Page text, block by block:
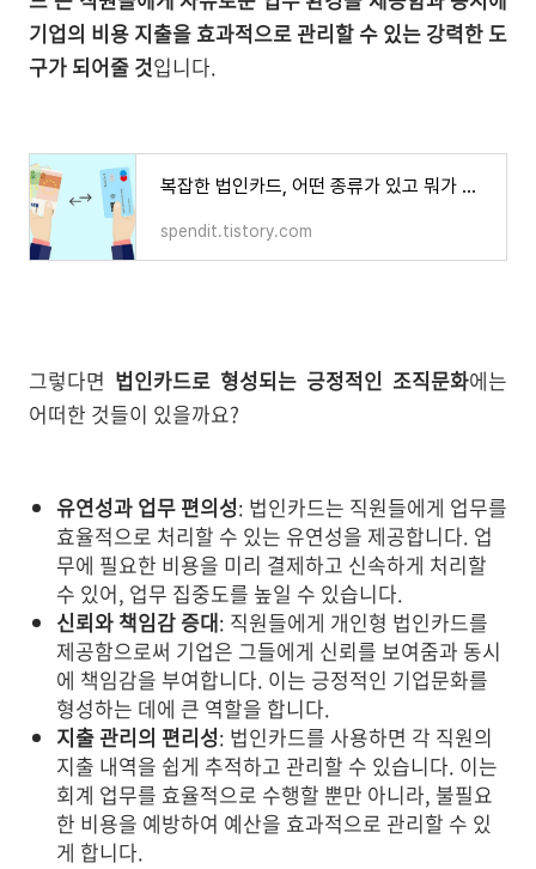
기업의 비용 지출을 효과적으로 관리할 수 있는 강력한 도
구가 되어줄 것입니다.
복잡한 법인카드, 어떤 종류가 있고 뭐가 다르죠?
spendit.tistory.com
그렇다면 법인카드로 형성되는 긍정적인 조직문화에는
어떠한 것들이 있을까요?
유연성과 업무 편의성: 법인카드는 직원들에게 업무를
효율적으로 처리할 수 있는 유연성을 제공합니다. 업
무에 필요한 비용을 미리 결제하고 신속하게 처리할
수 있어, 업무 집중도를 높일 수 있습니다.
신뢰와 책임감 증대: 직원들에게 개인형 법인카드를
제공함으로써 기업은 그들에게 신뢰를 보여줌과 동시
에 책임감을 부여합니다. 이는 긍정적인 기업문화를
형성하는 데에 큰 역할을 합니다.
지출 관리의 편리성: 법인카드를 사용하면 각 직원의
지출 내역을 쉽게 추적하고 관리할 수 있습니다. 이는
회계 업무를 효율적으로 수행할 뿐만 아니라, 불필요
한 비용을 예방하여 예산을 효과적으로 관리할 수 있
게 합니다.